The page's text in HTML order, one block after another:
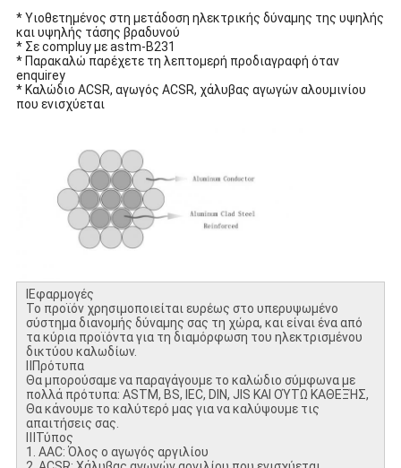
* Υιοθετημένος στη μετάδοση ηλεκτρικής δύναμης της υψηλής
και υψηλής τάσης βραδυνού
* Σε compluy με astm-B231
* Παρακαλώ παρέχετε τη λεπτομερή προδιαγραφή όταν
enquirey
* Καλώδιο ACSR, αγωγός ACSR, χάλυβας αγωγών αλουμινίου
που ενισχύεται
ⅠΕφαρμογές
Το προϊόν χρησιμοποιείται ευρέως στο υπερυψωμένο
σύστημα διανομής δύναμης σας τη χώρα, και είναι ένα από
τα κύρια προϊόντα για τη διαμόρφωση του ηλεκτρισμένου
δικτύου καλωδίων.
ⅡΠρότυπα
Θα μπορούσαμε να παραγάγουμε το καλώδιο σύμφωνα με
πολλά πρότυπα: ASTM, BS, IEC, DIN, JIS ΚΑΙ ΟΎΤΩ ΚΑΘΕΞΉΣ,
Θα κάνουμε το καλύτερό μας για να καλύψουμε τις
απαιτήσεις σας.
ⅢΤύπος
1. AAC: Όλος ο αγωγός αργιλίου